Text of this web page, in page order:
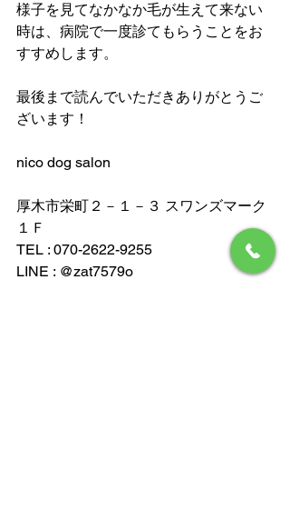
様子を見てなかなか毛が生えて来ない
時は、病院で一度診てもらうことをお
すすめします。
最後まで読んでいただきありがとうご
ざいます！
nico dog salon
厚木市栄町２－１－３ スワンズマーク
１Ｆ
TEL : 070-2622-9255
LINE : @zat7579o